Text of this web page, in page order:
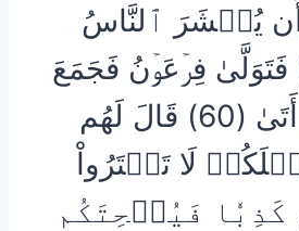
يُحۡشَرَ ٱلنَّاسُ
(59) فَتَوَلَّىٰ فِرۡعَوۡنُ فَجَمَعَ
كَيۡدَهُۥ ثُمَّ أَتَىٰ (60) قَالَ لَهُم
لَا تَفۡتَرُواْ
كَذِبٗا فَيُسۡحِتَكُم